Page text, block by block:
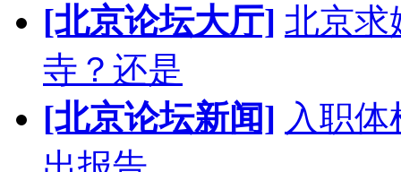
[北京论坛大厅] 北京求
寺？还是
[北京论坛新闻] 入职